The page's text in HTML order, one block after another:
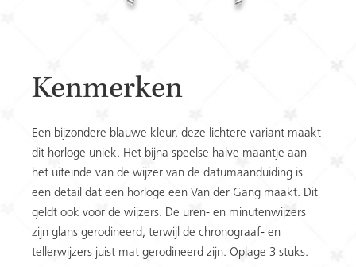
Kenmerken
Een bijzondere blauwe kleur, deze lichtere variant maakt
dit horloge uniek. Het bijna speelse halve maantje aan
het uiteinde van de wijzer van de datumaanduiding is
een detail dat een horloge een Van der Gang maakt. Dit
geldt ook voor de wijzers. De uren- en minutenwijzers
zijn glans gerodineerd, terwijl de chronograaf- en
tellerwijzers juist mat gerodineerd zijn. Oplage 3 stuks.